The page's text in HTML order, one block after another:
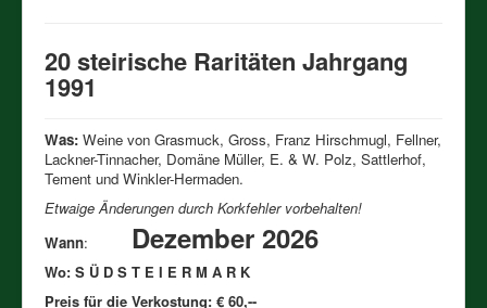
Navigation
Verkostungen 2026
Meine Weinigkeit
Impressum und Kontakt
PREISLISTEN aller verfügbaren Jahrgänge,
ALTWEINE, JAHRGANGSWEINE, GEREIFTE WEINE,
RARITÄTEN, SCHMANKERL ab 1940
20 steirische Raritäten Jahrgang
1991
Was: Weine von Grasmuck, Gross, Franz Hirschmugl, Fellner,
Lackner-Tinnacher, Domäne Müller, E. & W. Polz, Sattlerhof,
Tement und Winkler-Hermaden.
Etwaige Änderungen durch Korkfehler vorbehalten!
Wann: Dezember 2026
Wo: S Ü D S T E I E R M A R K
Preis für die Verkostung: € 60,--